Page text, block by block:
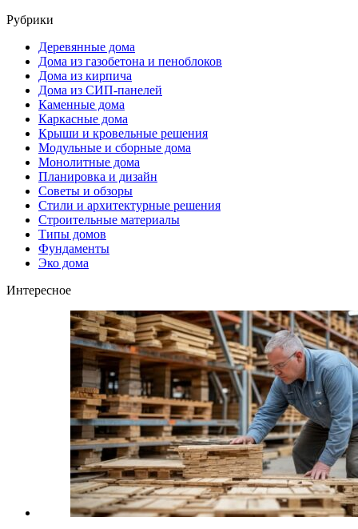
Рубрики
Деревянные дома
Дома из газобетона и пеноблоков
Дома из кирпича
Дома из СИП-панелей
Каменные дома
Каркасные дома
Крыши и кровельные решения
Модульные и сборные дома
Монолитные дома
Планировка и дизайн
Советы и обзоры
Стили и архитектурные решения
Строительные материалы
Типы домов
Фундаменты
Эко дома
Интересное